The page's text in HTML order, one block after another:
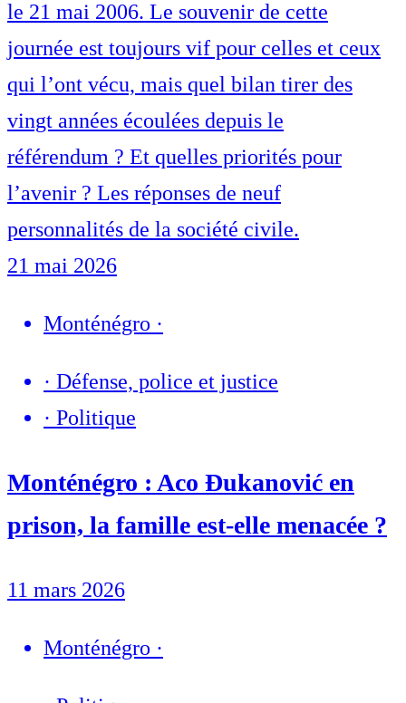
le 21 mai 2006. Le souvenir de cette
journée est toujours vif pour celles et ceux
qui l’ont vécu, mais quel bilan tirer des
vingt années écoulées depuis le
référendum ? Et quelles priorités pour
l’avenir ? Les réponses de neuf
personnalités de la société civile.
21 mai 2026
Monténégro ·
· Défense, police et justice
· Politique
Monténégro : Aco Đukanović en
prison, la famille est-elle menacée ?
11 mars 2026
Monténégro ·